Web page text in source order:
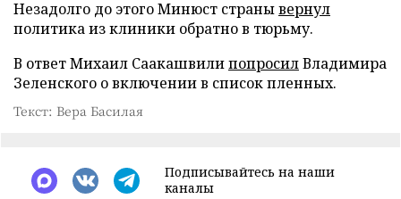
Незадолго до этого Минюст странывернул
политика из клиники обратно в тюрьму.
В ответ Михаил СаакашвилипопросилВладимира
Зеленского о включении в список пленных.
Текст: Вера Басилая
Подписывайтесь на наши
каналы